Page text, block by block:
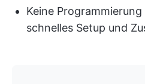
Keine
schnelles Setup und